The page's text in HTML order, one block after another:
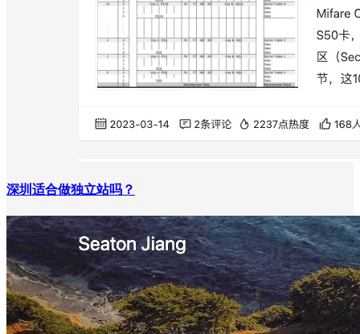
深圳适合做独立站吗？